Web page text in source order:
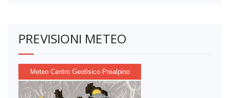
PREVISIONI METEO